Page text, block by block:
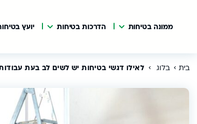
ממונה בטיחות הדרכות בטיחות יועץ
בית בלוג לאילו דגשי בטיחות יש לשים לב בעת עבודות